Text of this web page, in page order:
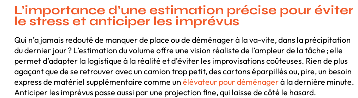
L’importance d’une estimation précise pour éviter
le stress et anticiper les imprévus
Qui n’a jamais redouté de manquer de place ou de déménager à la va-vite, dans la précipitation
du dernier jour ? L’estimation du volume offre une vision réaliste de l’ampleur de la tâche ; elle
permet d’adapter la logistique à la réalité et d’éviter les improvisations coûteuses. Rien de plus
agaçant que de se retrouver avec un camion trop petit, des cartons éparpillés ou, pire, un besoin
express de matériel supplémentaire comme un élévateur pour déménagerà la dernière minute.
Anticiper les imprévus passe aussi par une projection fine, qui laisse de côté le hasard.